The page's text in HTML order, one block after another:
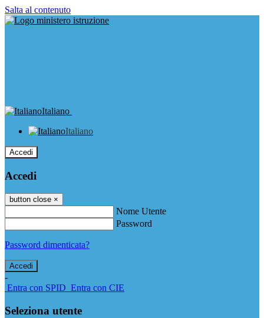
Salta al contenuto
Italiano
Italiano
Accedi
Accedi
button close ×
Nome Utente
Password
Password dimenticata?
-
Entra con SPID Entra con CIE
Seleziona utente